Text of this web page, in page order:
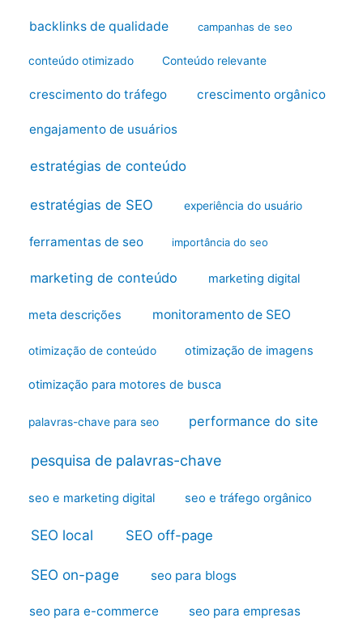
backlinks de qualidade campanhas de seo
conteúdo otimizado Conteúdo relevante
crescimento do tráfego crescimento orgânico
engajamento de usuários
estratégias de conteúdo
estratégias de SEO experiência do usuário
ferramentas de seo importância do seo
marketing de conteúdo marketing digital
meta descrições monitoramento de SEO
otimização de conteúdo otimização de imagens
otimização para motores de busca
palavras-chave para seo performance do site
pesquisa de palavras-chave
seo e marketing digital seo e tráfego orgânico
SEO local SEO off-page
SEO on-page seo para blogs
seo para e-commerce seo para empresas